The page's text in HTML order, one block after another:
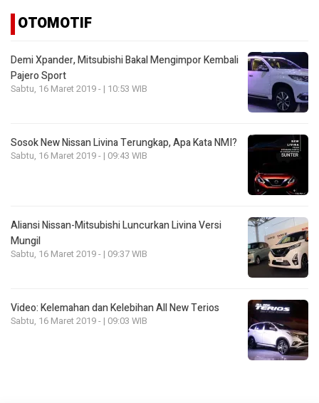
OTOMOTIF
Demi Xpander, Mitsubishi Bakal Mengimpor Kembali
Pajero Sport
Sabtu, 16 Maret 2019 - | 10:53 WIB
Sosok New Nissan Livina Terungkap, Apa Kata NMI?
Sabtu, 16 Maret 2019 - | 09:43 WIB
Aliansi Nissan-Mitsubishi Luncurkan Livina Versi
Mungil
Sabtu, 16 Maret 2019 - | 09:37 WIB
Video: Kelemahan dan Kelebihan All New Terios
Sabtu, 16 Maret 2019 - | 09:03 WIB